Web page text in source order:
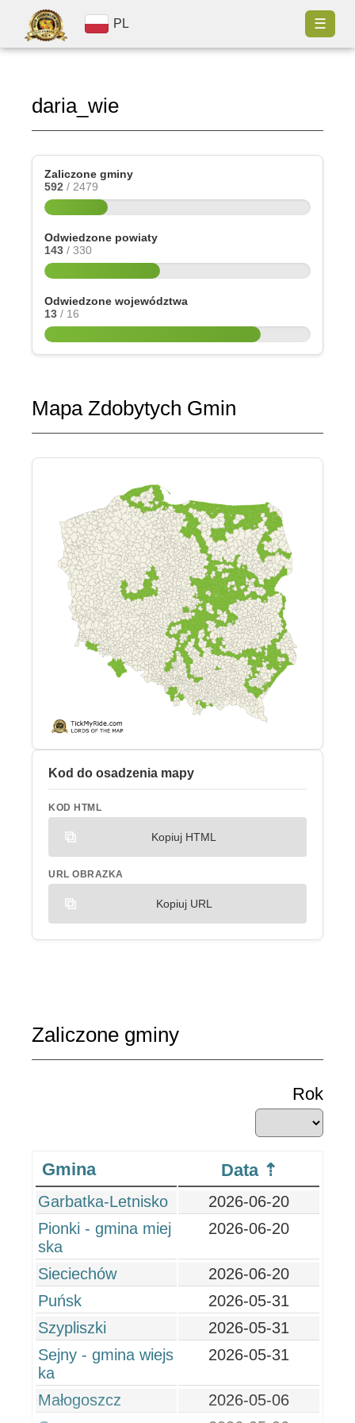
PL ☰
daria_wie
Zaliczone gminy
592 / 2479
Odwiedzone powiaty
143 / 330
Odwiedzone województwa
13 / 16
Mapa Zdobytych Gmin
Kod do osadzenia mapy
KOD HTML
Kopiuj HTML
URL OBRAZKA
Kopiuj URL
Zaliczone gminy
Rok
Gmina Data
Garbatka-Letnisko
2026-06-20
Pionki - gmina miej
ska
2026-06-20
Sieciechów
2026-06-20
Puńsk
2026-05-31
Szypliszki
2026-05-31
Sejny - gmina wiejs
ka
2026-05-31
Małogoszcz
2026-05-06